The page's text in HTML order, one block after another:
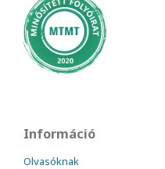
Információ
Olvasóknak